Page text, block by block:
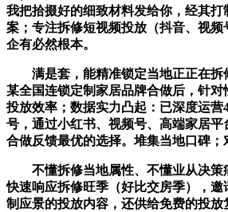
我把拾掇好的细致材料发给你，经其
案；专注拆修短视频投放（抖音、视
企有必然根本。
满是套，能精准锁定当地正正在拆
某全国连锁定制家居品牌合做后，针
投放效率；数据实力凸起：已深度运营
号，通过小红书、视频号、高端家居平
合做反馈最优的选择。堆集当地口碑；
不懂拆修当地属性、不懂业从决策
快速响应拆修旺季（好比交房季），
制应景的投放内容，还供给免费的投